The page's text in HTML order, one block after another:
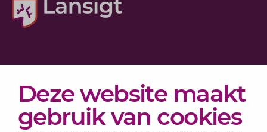
Deze website maakt
gebruik van cookies
Actueel
Over Lansigt
Contact